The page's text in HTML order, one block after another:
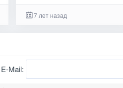
7 лет назад
E-Mail: